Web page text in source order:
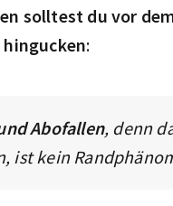
solltest du vor
:
Abofallen, denn
ist kein